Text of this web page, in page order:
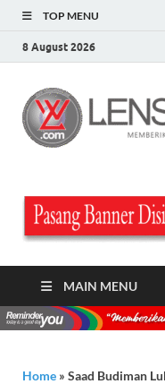
TOP MENU
8 August 2026
MAIN MENU
Home » Saad Budiman